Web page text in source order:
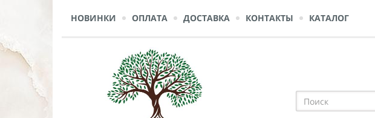
НОВИНКИ ОПЛАТА ДОСТАВКА КОНТАКТЫ КАТАЛОГ